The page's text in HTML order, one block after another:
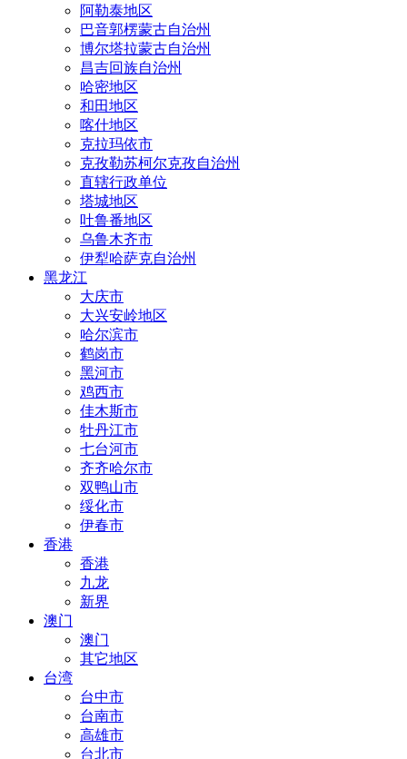
阿勒泰地区
巴音郭楞蒙古自治州
博尔塔拉蒙古自治州
昌吉回族自治州
哈密地区
和田地区
喀什地区
克拉玛依市
克孜勒苏柯尔克孜自治州
直辖行政单位
塔城地区
吐鲁番地区
乌鲁木齐市
伊犁哈萨克自治州
黑龙江
大庆市
大兴安岭地区
哈尔滨市
鹤岗市
黑河市
鸡西市
佳木斯市
牡丹江市
七台河市
齐齐哈尔市
双鸭山市
绥化市
伊春市
香港
香港
九龙
新界
澳门
澳门
其它地区
台湾
台中市
台南市
高雄市
台北市